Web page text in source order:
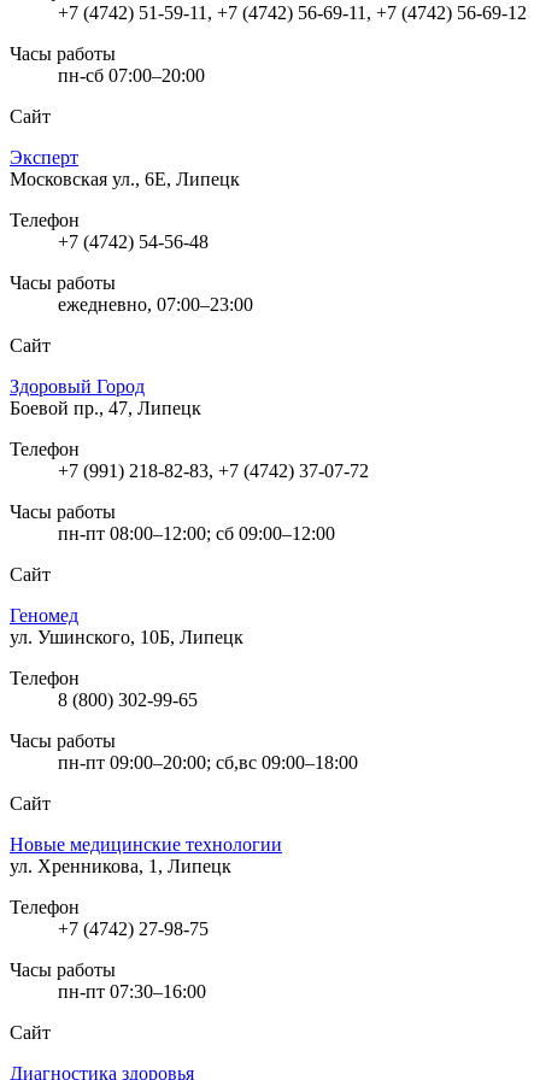
+7 (4742) 51-59-11, +7 (4742) 56-69-11, +7 (4742) 56-69-12
Часы работы
пн-сб 07:00–20:00
Сайт
Эксперт
Московская ул., 6Е, Липецк
Телефон
+7 (4742) 54-56-48
Часы работы
ежедневно, 07:00–23:00
Сайт
Здоровый Город
Боевой пр., 47, Липецк
Телефон
+7 (991) 218-82-83, +7 (4742) 37-07-72
Часы работы
пн-пт 08:00–12:00; сб 09:00–12:00
Сайт
Геномед
ул. Ушинского, 10Б, Липецк
Телефон
8 (800) 302-99-65
Часы работы
пн-пт 09:00–20:00; сб,вс 09:00–18:00
Сайт
Новые медицинские технологии
ул. Хренникова, 1, Липецк
Телефон
+7 (4742) 27-98-75
Часы работы
пн-пт 07:30–16:00
Сайт
Диагностика здоровья